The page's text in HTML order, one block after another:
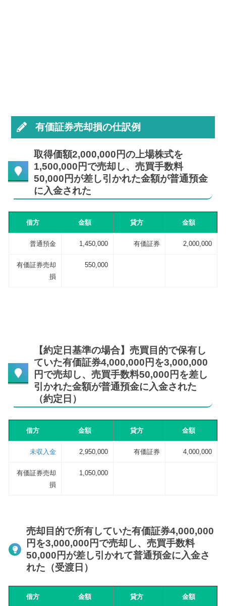
有価証券売却損の仕訳例
取得価額2,000,000円の上場株式を
1,500,000円で売却し、売買手数料
50,000円が差し引かれた金額が普通預金
に入金された
借方 金額 貸方 金額
普通預金 1,450,000 有価証券 2,000,000
有価証券売却
損
550,000
【約定日基準の場合】売買目的で保有し
ていた有価証券4,000,000円を3,000,000
円で売却し、売買手数料50,000円を差し
引かれた金額が普通預金に入金された
（約定日）
借方 金額 貸方 金額
未収入金 2,950,000 有価証券 4,000,000
有価証券売却
損
1,050,000
売却目的で所有していた有価証券4,000,000
円を3,000,000円で売却し、売買手数料
50,000円が差し引かれて普通預金に入金さ
れた（受渡日）
借方 金額 貸方 金額